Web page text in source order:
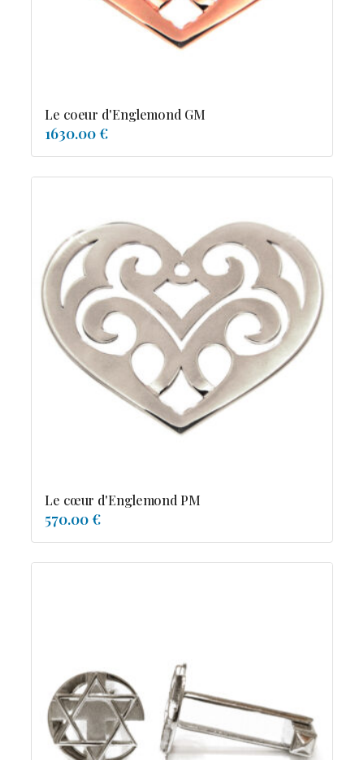
Le coeur d'Englemond GM
1630.00 €
Le cœur d'Englemond PM
570.00 €